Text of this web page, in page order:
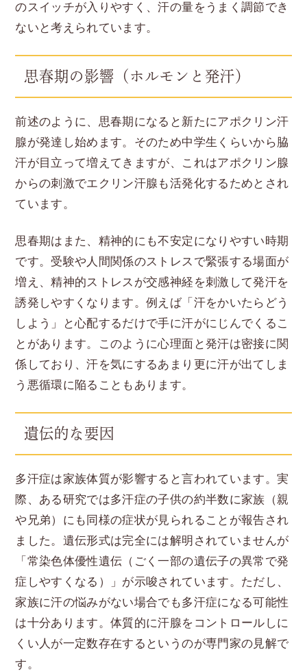
のスイッチが入りやすく、汗の量をうまく調節でき
ないと考えられています。
思春期の影響（ホルモンと発汗）
前述のように、思春期になると新たにアポクリン汗
腺が発達し始めます。そのため中学生くらいから脇
汗が目立って増えてきますが、これはアポクリン腺
からの刺激でエクリン汗腺も活発化するためとされ
ています。
思春期はまた、精神的にも不安定になりやすい時期
です。受験や人間関係のストレスで緊張する場面が
増え、精神的ストレスが交感神経を刺激して発汗を
誘発しやすくなります。例えば「汗をかいたらどう
しよう」と心配するだけで手に汗がにじんでくるこ
とがあります。このように心理面と発汗は密接に関
係しており、汗を気にするあまり更に汗が出てしま
う悪循環に陥ることもあります。
遺伝的な要因
多汗症は家族体質が影響すると言われています。実
際、ある研究では多汗症の子供の約半数に家族（親
や兄弟）にも同様の症状が見られることが報告され
ました。遺伝形式は完全には解明されていませんが
「常染色体優性遺伝（ごく一部の遺伝子の異常で発
症しやすくなる）」が示唆されています。ただし、
家族に汗の悩みがない場合でも多汗症になる可能性
は十分あります。体質的に汗腺をコントロールしに
くい人が一定数存在するというのが専門家の見解で
す。